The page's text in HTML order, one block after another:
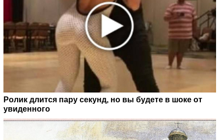
Ролик длится пару секунд, но вы будете в шоке от
увиденного